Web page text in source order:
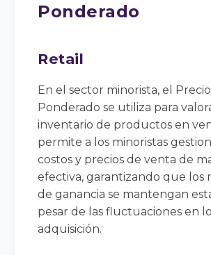
Ponderado
Retail
En el sector minorista, el
Ponderado se utiliza para
inventario de productos en
permite a los minoristas
costos y precios de venta de
efectiva, garantizando que los
de ganancia se mantengan
pesar de las fluctuaciones en
adquisición.